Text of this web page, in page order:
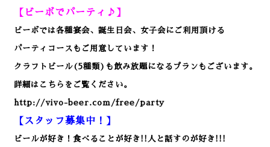
【ビーボでパーティ♪】
ビーボでは各種宴会、誕生日会、女子会にご利用頂ける
パーティコースもご用意しています！
クラフトビール(5種類)も飲み放題になるプランもございます。
詳細はこちらをご覧ください。
http://vivo-beer.com/free/party
【スタッフ募集中！】
ビールが好き！食べることが好き!!人と話すのが好き!!!